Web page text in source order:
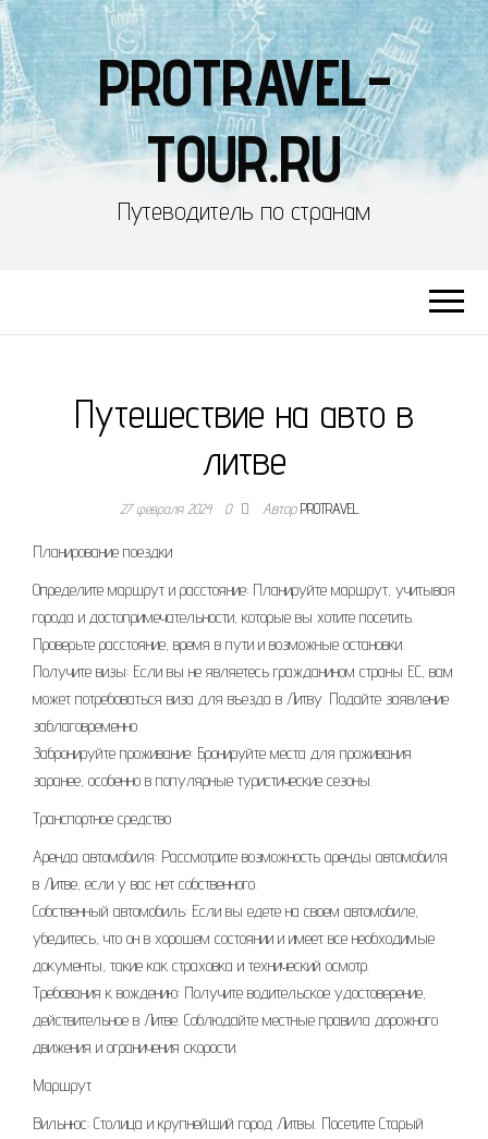
PROTRAVEL-
TOUR.RU
Путеводитель по странам
Путешествие на авто в
литве
27 февраля 2024 0 АвторPROTRAVEL
Планирование поездки
Определите маршрут и расстояние: Планируйте маршрут, учитывая
города и достопримечательности, которые вы хотите посетить.
Проверьте расстояние, время в пути и возможные остановки.
Получите визы: Если вы не являетесь гражданином страны ЕС, вам
может потребоваться виза для въезда в Литву. Подайте заявление
заблаговременно.
Забронируйте проживание: Бронируйте места для проживания
заранее, особенно в популярные туристические сезоны.
Транспортное средство
Аренда автомобиля: Рассмотрите возможность аренды автомобиля
в Литве, если у вас нет собственного.
Собственный автомобиль: Если вы едете на своем автомобиле,
убедитесь, что он в хорошем состоянии и имеет все необходимые
документы, такие как страховка и технический осмотр.
Требования к вождению: Получите водительское удостоверение,
действительное в Литве. Соблюдайте местные правила дорожного
движения и ограничения скорости.
Маршрут
Вильнюс: Столица и крупнейший город Литвы. Посетите Старый